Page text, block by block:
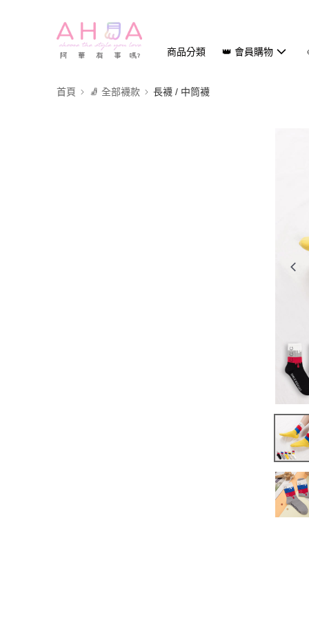
商品分類 👑 會員購物
首頁 🧦 全部襪款 長襪 / 中筒襪